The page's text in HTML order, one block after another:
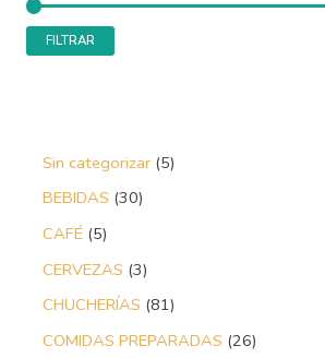
FILTRAR
Sin categorizar 5
BEBIDAS 30
CAFÉ 5
CERVEZAS 3
CHUCHERÍAS 81
COMIDAS PREPARADAS 26